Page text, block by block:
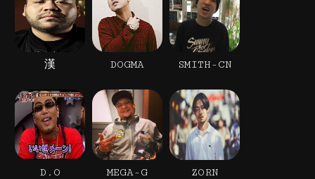
漢 DOGMA SMITH-CN
D.O MEGA-G ZORN